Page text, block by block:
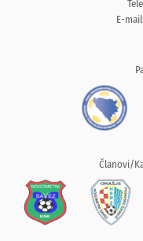
E-mail:
Članovi/